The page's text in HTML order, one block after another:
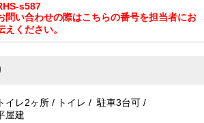
s587
問い合わせの際はこちらの番号を担当者にお
えください。
トイレ2ヶ所 / トイレ / 駐車3台可 /
屋建